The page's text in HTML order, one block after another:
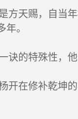
赐，自当年杨
。
特殊性，他们
修补乾坤的同